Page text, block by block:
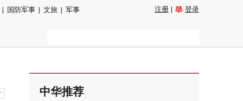
| 国防军事 | 文旅 | 军事
注册 | 登录
中华推荐